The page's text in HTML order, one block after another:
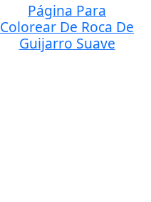
Página Para
Colorear De Roca De
Guijarro Suave